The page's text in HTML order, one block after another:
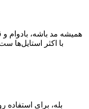
همیشه‌ مد باشه، بادوام و
با اکثر استایل‌ها
بله، برای